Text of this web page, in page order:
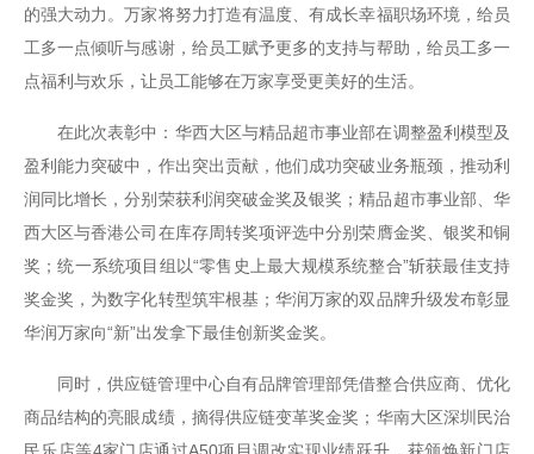
的强大动力。万家将努力打造有温度、有成长幸福职场环境，给员
工多一点倾听与感谢，给员工赋予更多的支持与帮助，给员工多一
点福利与欢乐，让员工能够在万家享受更美好的生活。
在此次表彰中：华西大区与精品超市事业部在调整盈利模型及
盈利能力突破中，作出突出贡献，他们成功突破业务瓶颈，推动利
润同比增长，分别荣获利润突破金奖及银奖；精品超市事业部、华
西大区与香港公司在库存周转奖项评选中分别荣膺金奖、银奖和铜
奖；统一系统项目组以“零售史上最大规模系统整合”斩获最佳支持
奖金奖，为数字化转型筑牢根基；华润万家的双品牌升级发布彰显
华润万家向“新”出发拿下最佳创新奖金奖。
同时，供应链管理中心自有品牌管理部凭借整合供应商、优化
商品结构的亮眼成绩，摘得供应链变革奖金奖；华南大区深圳民治